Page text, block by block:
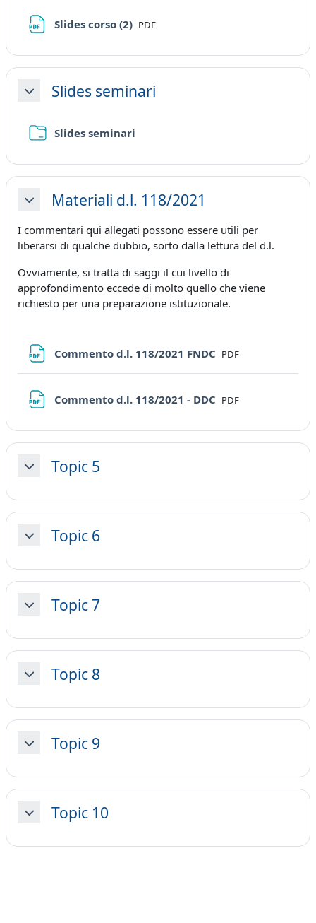
Slides corso (2) File
PDF
MinimizzaSlides seminari
Slides seminari
MinimizzaMateriali d.l. 118/2021
I commentari qui allegati possono essere utili per
liberarsi di qualche dubbio, sorto dalla lettura del d.l.
Ovviamente, si tratta di saggi il cui livello di
approfondimento eccede di molto quello che viene
richiesto per una preparazione istituzionale.
Commento d.l. 118/2021 FNDC File
PDF
Commento d.l. 118/2021 - DDC File
PDF
MinimizzaTopic 5
MinimizzaTopic 6
MinimizzaTopic 7
MinimizzaTopic 8
MinimizzaTopic 9
MinimizzaTopic 10